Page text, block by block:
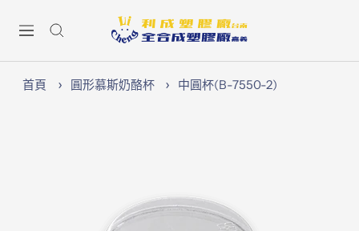
容
導
Lichen74
首頁 圓形慕斯奶酪杯 中圓杯(B-7550-2)